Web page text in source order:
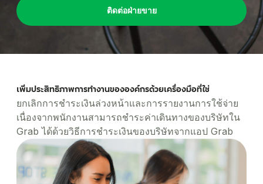
For Employee
Now you can do less paperwork
Managed Business Profile
Concierge
จัดการการเดินทางให้กับแขกคนสำคัญ
ส่งเอกสารและพัสดุทางธุรกิจให้ถึงที่หมายได้อย่างน่าเชื่อถือ
สั่งซื้อเครื่องใช้ในสำนักงานและอาหารได้จาก ร้านค้าที่
ดำเนินการแคมเปญทางการตลาดที่มีประสิทธิภาพและ
ทำให้การเดินทางของพนักงานเป็นไปได้ง่าย
การเงินและการดำเนินการ
ทำให้การใช้จ่ายทางธุรกิจเป็นไปได้ง่าย ควบคุมค่าใช้จ่าย
บริการระดับมืออาชีพ
รักษาประสิทธิภาพของทีมด้วยตัวเลือกการเดินทางและการ
เรียกเก็บเงินที่สะดวก
การดูแลสุขภาพ
รับส่งผู้ป่วยและจัดส่งยาได้ง่ายๆ
มอบประสบการณ์ที่ดีที่สุดให้กับแขกโดยการใช้ประโยชน์
จากชุดบริการของเรา
การบริการด้านการเงิน
การเดินทางที่น่าเชื่อถือสำหรับพนักงาน การมีส่วนร่วมที่มี
ประสิทธิภาพสำหรับลูกค้า
Thai
English
ศูนย์ให้ความช่วยเหลือ
ติดต่อฝ่ายขาย
เพิ่มประสิทธิภาพการทำงานขององค์กรด้วยเครื่องมือที่ใช่
ยกเลิกการชำระเงินล่วงหน้าและการรายงานการใช้จ่าย
เนื่องจากพนักงานสามารถชำระค่าเดินทางของบริษัทใน
Grab ได้ด้วยวิธีการชำระเงินของบริษัทจากแอป Grab